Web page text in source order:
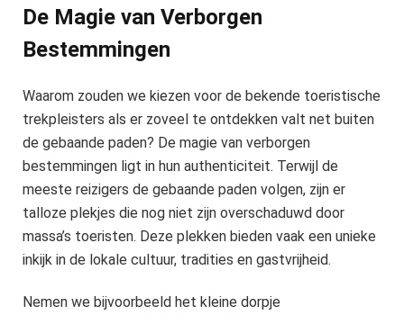
De Magie van Verborgen
Bestemmingen
Waarom zouden we kiezen voor de bekende toeristische
trekpleisters als er zoveel te ontdekken valt net buiten
de gebaande paden? De magie van verborgen
bestemmingen ligt in hun authenticiteit. Terwijl de
meeste reizigers de gebaande paden volgen, zijn er
talloze plekjes die nog niet zijn overschaduwd door
massa’s toeristen. Deze plekken bieden vaak een unieke
inkijk in de lokale cultuur, tradities en gastvrijheid.
Nemen we bijvoorbeeld het kleine dorpje